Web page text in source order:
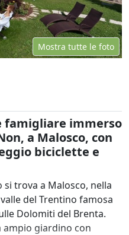
Mostra tutte le foto
famigliare immerso
a Malosco, con
biciclette e
trova a Malosco, nella
del Trentino famosa
Dolomiti del Brenta.
ampio giardino con